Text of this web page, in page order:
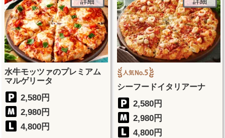
水牛モッツァのプレミアム
マルゲリータ
2,580円
2,980円
4,800円
シーフードイタリアーナ
2,580円
2,980円
4,800円